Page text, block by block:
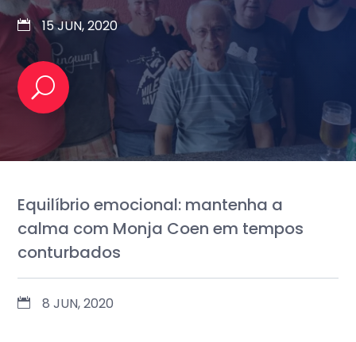
15 JUN, 2020
Equilíbrio emocional: mantenha a
calma com Monja Coen em tempos
conturbados
8 JUN, 2020